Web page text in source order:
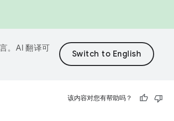
。AI 翻译可
该内容对您有帮助吗？